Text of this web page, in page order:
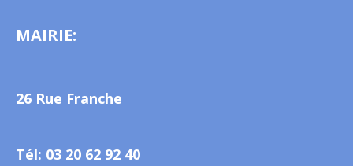
MAIRIE:
26 Rue Franche
Tél: 03 20 62 92 40